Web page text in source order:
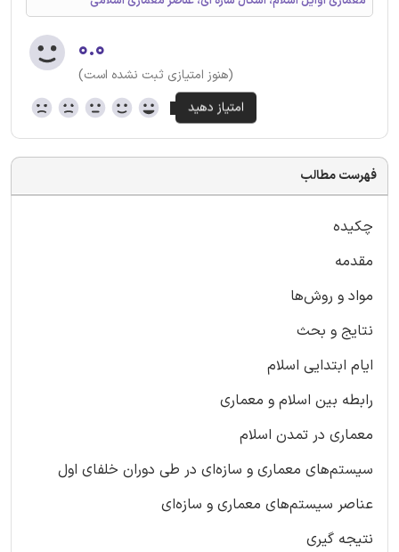
۰.۰
(هنوز امتیازی ثبت نشده است)
فهرست مطالب
چکیده
مقدمه
مواد و روش‌ها
نتایج و بحث
ایام ابتدایی اسلام
رابطه بین اسلام و معماری
معماری در تمدن اسلام
سیستم‌های معماری و سازه‌ای در طی دوران خلفای اول
عناصر سیستم‌های معماری و سازه‌ای
نتیجه گیری